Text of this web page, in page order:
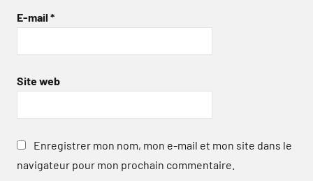
E-mail *
Site web
Enregistrer mon nom, mon e-mail et mon site dans le
navigateur pour mon prochain commentaire.